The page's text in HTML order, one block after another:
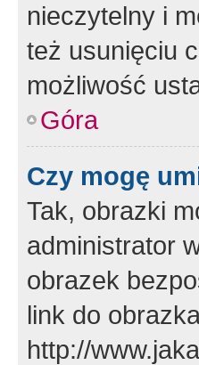
nieczytelny i
też usunięciu
możliwość
Góra
Czy mogę
Tak, obrazki
administrator
obrazek
link do
http://